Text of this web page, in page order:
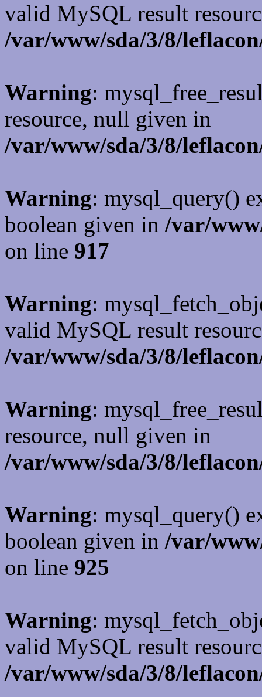
valid MySQL result
/var/www/sda/3/8/
Warning:
resource, null given in
/var/www/sda/3/8/
Warning: mysql_query()
boolean given in /var/
on line 917
Warning:
valid MySQL result
/var/www/sda/3/8/
Warning:
resource, null given in
/var/www/sda/3/8/
Warning: mysql_query()
boolean given in /var/
on line 925
Warning:
valid MySQL result
/var/www/sda/3/8/